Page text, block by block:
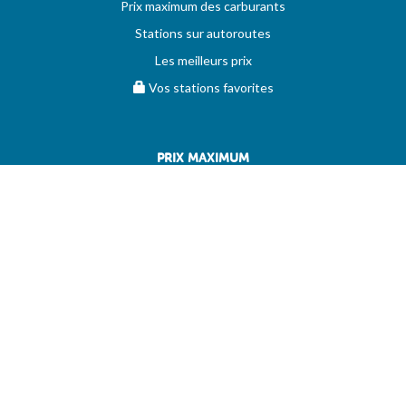
Prix maximum des carburants
Stations sur autoroutes
Les meilleurs prix
Vos stations favorites
PRIX MAXIMUM